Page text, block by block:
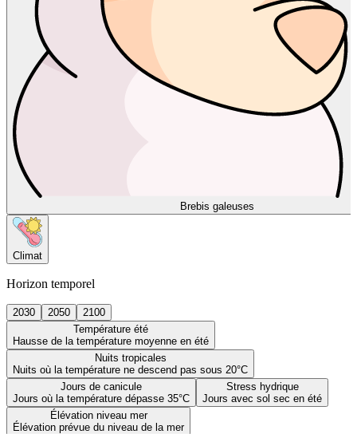
Brebis galeuses
Climat
Horizon temporel
2030 2050
2100
Température été
Hausse de la température moyenne en été
Nuits tropicales
Nuits où la température ne descend pas sous 20°C
Jours de canicule
Jours où la température dépasse 35°C
Stress hydrique
Jours avec sol sec en été
Élévation niveau mer
Élévation prévue du niveau de la mer